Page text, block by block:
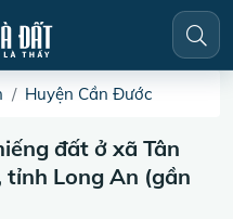
Huyện Cần Đước
đất ở xã Tân
tỉnh Long An (gần